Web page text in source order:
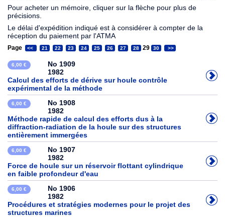
Pour acheter un mémoire, cliquer sur la flèche pour plus de
précisions.
Le délai d'expédition indiqué est à considérer à compter de la
réception du paiement par l'ATMA
Page << 21 22 23 24 25 26 27 28 29 30 >>
6,00 €
No 1909
1982
Calcul des efforts de dérive sur houle contrôle
expérimental de la méthode
6,00 €
No 1908
1982
Méthode rapide de calcul des efforts dus à la
diffraction-radiation de la houle sur des structures
entièrement immergées
6,00 €
No 1907
1982
Force de houle sur un réservoir flottant cylindrique
en faible profondeur d'eau
6,00 €
No 1906
1982
Procédures et stratégies modernes pour le projet des
structures marines